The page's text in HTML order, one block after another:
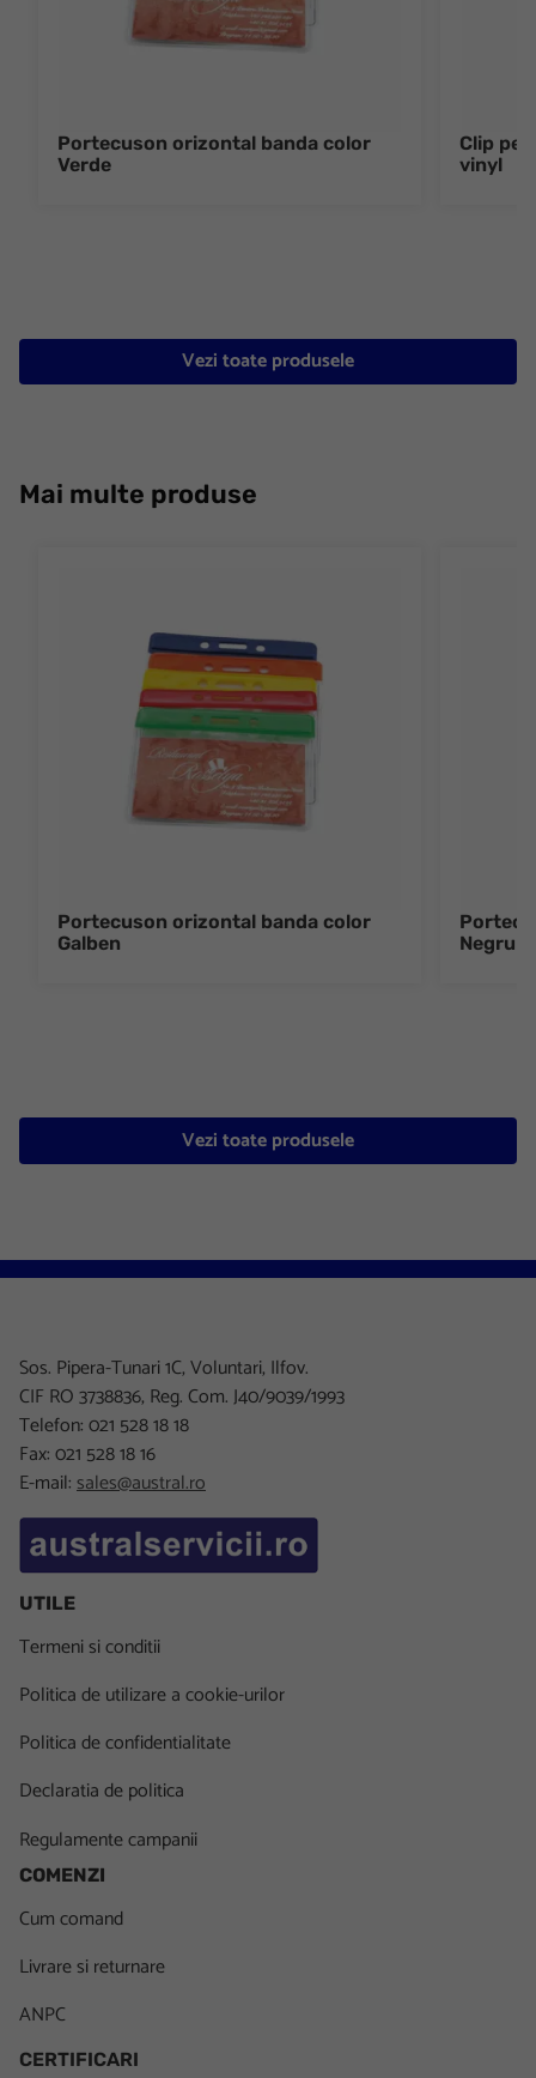
Portecuson orizontal banda color
Verde
Clip
vinyl
Vezi toate produsele
Mai multe produse
Portecuson orizontal banda color
Galben
Negru
Vezi toate produsele
Sos. Pipera-Tunari 1C, Voluntari, Ilfov.
CIF RO 3738836, Reg. Com. J40/9039/1993
Telefon: 021 528 18 18
Fax: 021 528 18 16
E-mail:sales@austral.ro
UTILE
Termeni si conditii
Politica de utilizare a cookie-urilor
Politica de confidentialitate
Declaratia de politica
Regulamente campanii
COMENZI
Cum comand
Livrare si returnare
ANPC
CERTIFICARI